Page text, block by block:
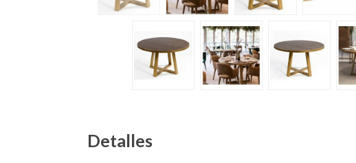
Detalles